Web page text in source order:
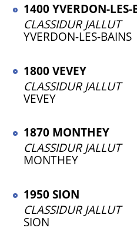
1400 YVERDON-LES-
CLASSIDUR JALLUT
YVERDON-LES-BAINS
1800 VEVEY
CLASSIDUR JALLUT
VEVEY
1870 MONTHEY
CLASSIDUR JALLUT
MONTHEY
1950 SION
CLASSIDUR JALLUT
SION